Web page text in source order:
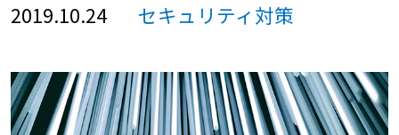
2019.10.24 セキュリティ対策